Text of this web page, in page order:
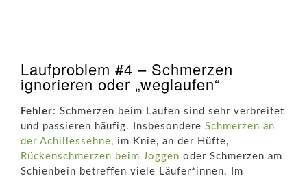
Laufproblem #4 – Schmerzen
ignorieren oder „weglaufen“
Fehler: Schmerzen beim Laufen sind sehr verbreitet
und passieren häufig. Insbesondere Schmerzen an
der Achillessehne, im Knie, an der Hüfte,
Rückenschmerzen beim Joggen oder Schmerzen am
Schienbein betreffen viele Läufer*innen. Im